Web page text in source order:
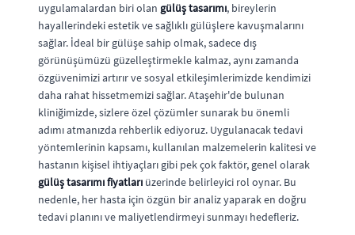
uygulamalardan biri olan gülüş tasarımı, bireylerin
hayallerindeki estetik ve sağlıklı gülüşlere kavuşmalarını
sağlar. İdeal bir gülüşe sahip olmak, sadece dış
görünüşümüzü güzelleştirmekle kalmaz, aynı zamanda
özgüvenimizi artırır ve sosyal etkileşimlerimizde kendimizi
daha rahat hissetmemizi sağlar. Ataşehir'de bulunan
kliniğimizde, sizlere özel çözümler sunarak bu önemli
adımı atmanızda rehberlik ediyoruz. Uygulanacak tedavi
yöntemlerinin kapsamı, kullanılan malzemelerin kalitesi ve
hastanın kişisel ihtiyaçları gibi pek çok faktör, genel olarak
gülüş tasarımı fiyatları üzerinde belirleyici rol oynar. Bu
nedenle, her hasta için özgün bir analiz yaparak en doğru
tedavi planını ve maliyetlendirmeyi sunmayı hedefleriz.